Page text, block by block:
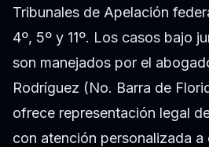
Tribunales de Apelación
4º, 5º y 11º. Los casos bajo
son manejados por el
Rodríguez (No. Barra de
ofrece representación legal
con atención personalizada a